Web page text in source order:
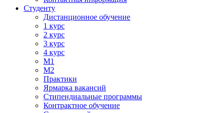
Студенту
Дистанционное обучение
1 курс
2 курс
3 курс
4 курс
М1
М2
Практики
Ярмарка вакансий
Стипендиальные программы
Контрактное обучение